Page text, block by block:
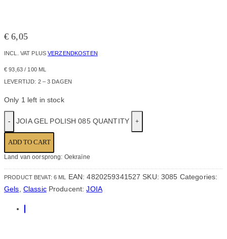
€ 6,05
INCL. VAT PLUSVERZENDKOSTEN
€ 93,63/ 100 ML
LEVERTIJD: 2 – 3 DAGEN
Only 1 left in stock
JOIA GEL POLISH 085 QUANTITY
ADD TO CART
Land van oorsprong: Oekraïne
PRODUCT BEVAT: 6 ML EAN:4820259341527 SKU:3085 Categories:
Gels Classic Producent:JOIA